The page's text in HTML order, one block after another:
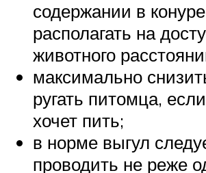
содержании в
располагать на
животного
максимально
ругать питомца,
хочет пить;
в норме выгул
проводить не реже